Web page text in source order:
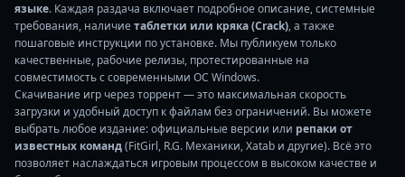
языке. Каждая раздача включает подробное описание, системные
требования, наличиетаблетки или кряка (Crack), а также
пошаговые инструкции по установке. Мы публикуем только
качественные, рабочие релизы, протестированные на
совместимость с современными ОС Windows.
Скачивание игр через торрент — это максимальная скорость
загрузки и удобный доступ к файлам без ограничений. Вы можете
выбрать любое издание: официальные версии или репаки от
известных команд(FitGirl, R.G. Механики, Xatab и другие). Всё это
позволяет наслаждаться игровым процессом в высоком качестве и